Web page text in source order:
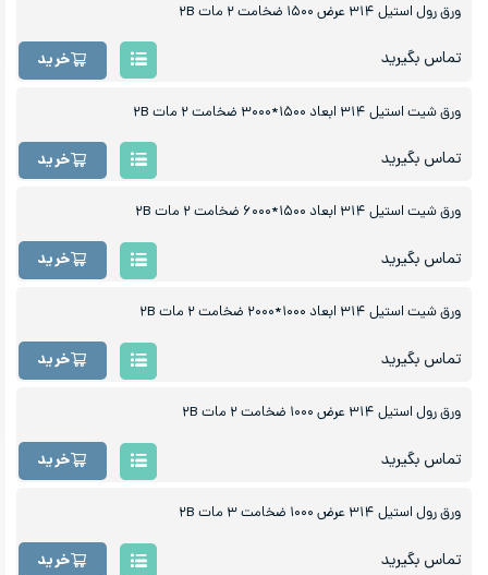
ورق رول استیل ۳۱۴ عرض ۱۵۰۰ ضخامت ۲ مات ۲B
تماس بگیرید خرید
ورق شیت استیل ۳۱۴ ابعاد ۱۵۰۰*۳۰۰۰ ضخامت ۲ مات ۲B
تماس بگیرید خرید
ورق شیت استیل ۳۱۴ ابعاد ۱۵۰۰*۶۰۰۰ ضخامت ۲ مات ۲B
تماس بگیرید خرید
ورق شیت استیل ۳۱۴ ابعاد ۱۰۰۰*۲۰۰۰ ضخامت ۲ مات ۲B
تماس بگیرید خرید
ورق رول استیل ۳۱۴ عرض ۱۰۰۰ ضخامت ۲ مات ۲B
تماس بگیرید خرید
ورق رول استیل ۳۱۴ عرض ۱۰۰۰ ضخامت ۳ مات ۲B
تماس بگیرید خرید